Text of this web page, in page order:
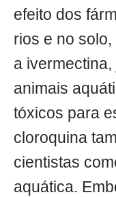
efeito dos
rios e no
a
animais
tóxicos para
cloroquina
cientistas
aquática.